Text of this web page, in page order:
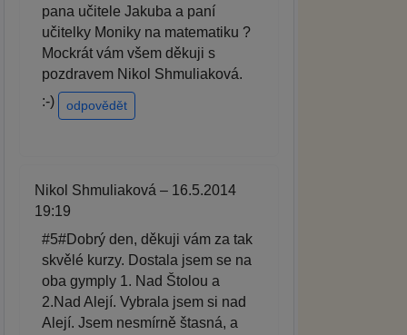
pana učitele Jakuba a paní
učitelky Moniky na matematiku ?
Mockrát vám všem děkuji s
pozdravem Nikol Shmuliaková.
:-)
odpovědět
Nikol Shmuliaková – 16.5.2014
19:19
#5#Dobrý den, děkuji vám za tak
skvělé kurzy. Dostala jsem se na
oba gymply 1. Nad Štolou a
2.Nad Alejí. Vybrala jsem si nad
Alejí. Jsem nesmírně štasná, a